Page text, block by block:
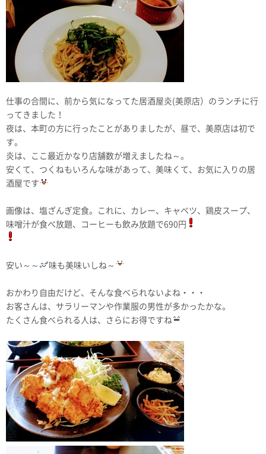
仕事の合間に、前から気になってた居酒屋炎(美原店）のランチに行
ってきました！
夜は、本町の方に行ったことがありましたが、昼で、美原店は初で
す。
炎は、ここ最近かなり店舗数が増えましたね～。
安くて、つくねもいろんな味があって、美味くて、お気に入りの居
酒屋です
画像は、塩ざんぎ定食。これに、カレー、キャベツ、鶏皮スープ、
味噌汁が食べ放題、コーヒーも飲み放題で690円
安い～～ 味も美味いしね～
おかわり自由だけど、そんな食べられないよね・・・
お客さんは、サラリーマンや作業服の男性が多かったかな。
たくさん食べられる人は、さらにお得ですね